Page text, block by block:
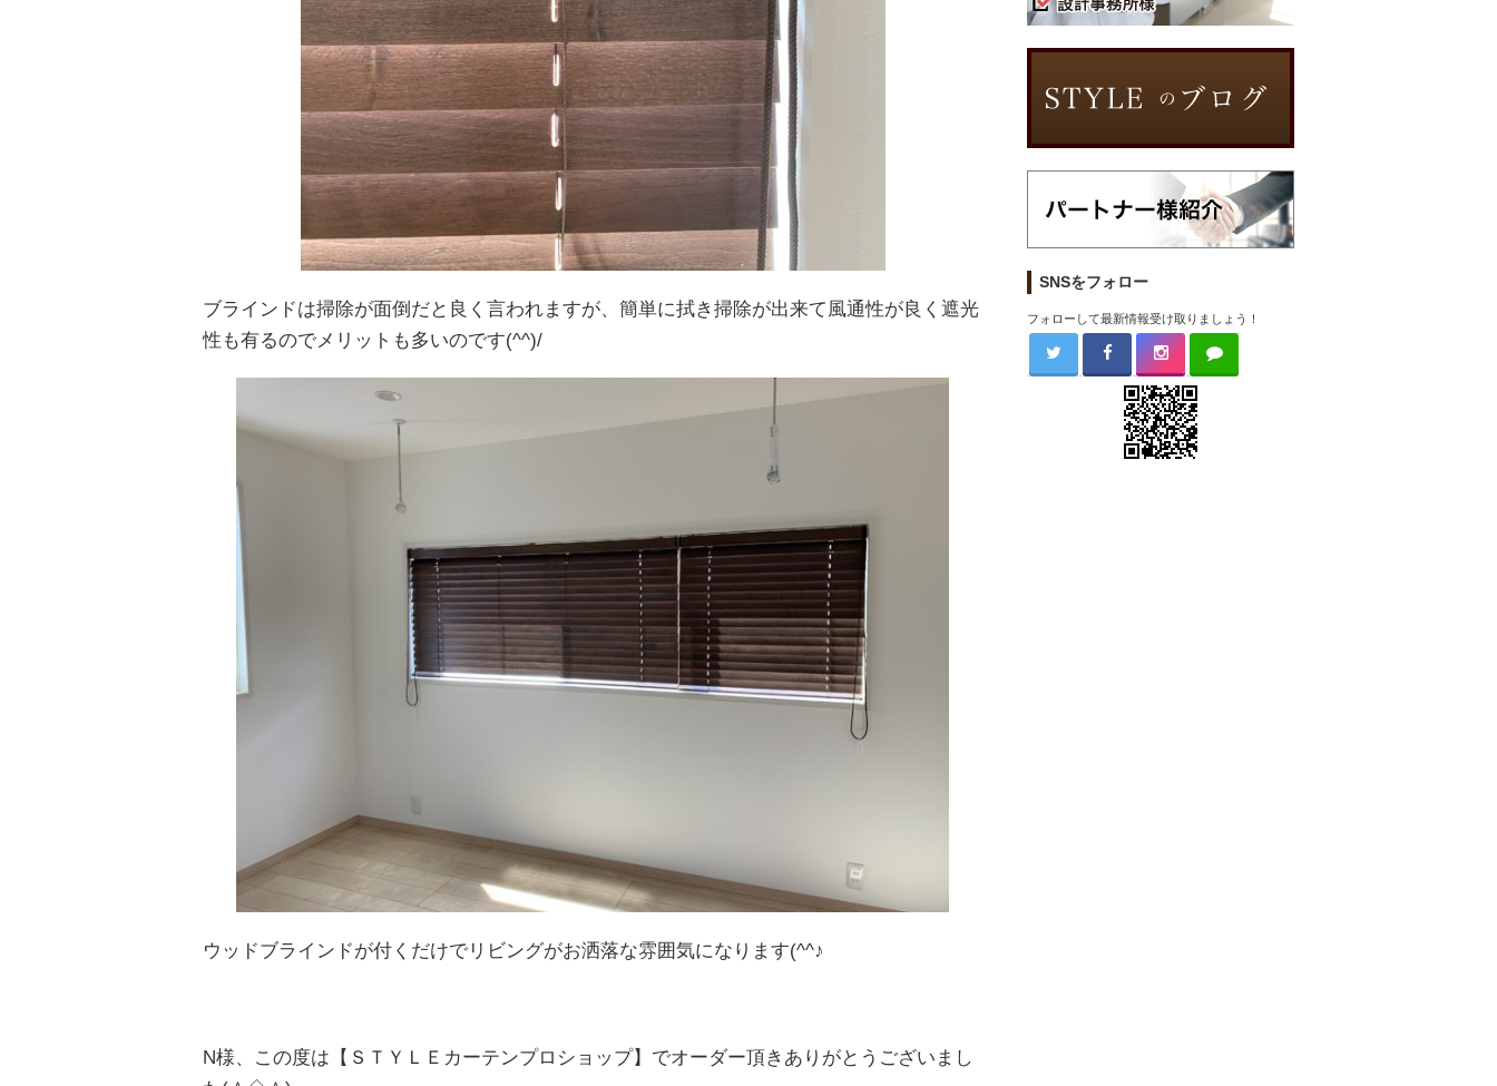
ブラインドは掃除が面倒だと良く言われますが、簡単に拭き掃除が出来て風通性が良く遮光
性も有るのでメリットも多いのです(^^)/
ウッドブラインドが付くだけでリビングがお洒落な雰囲気になります(^^♪
N様、この度は【ＳＴＹＬＥカーテンプロショップ】でオーダー頂きありがとうございまし
SNSをフォロー
フォローして最新情報受け取りましょう！